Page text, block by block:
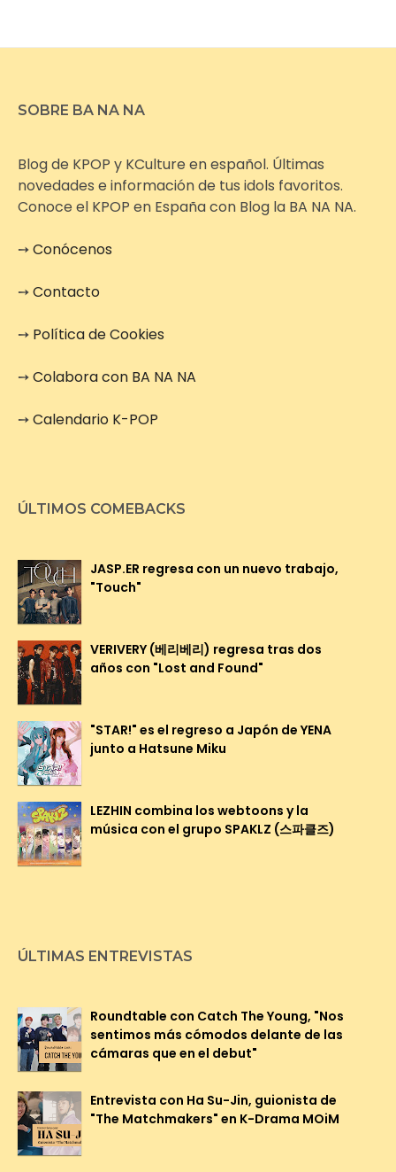
SOBRE BA NA NA
Blog de KPOP y KCulture en español. Últimas
novedades e información de tus idols favoritos.
Conoce el KPOP en España con Blog la BA NA NA.
➙Conócenos
➙Contacto
➙ Política de Cookies
➙Colabora con BA NA NA
➙Calendario K-POP
ÚLTIMOS COMEBACKS
JASP.ER regresa con un nuevo trabajo,
"Touch"
VERIVERY (베리베리) regresa tras dos
años con "Lost and Found"
"STAR!" es el regreso a Japón de YENA
junto a Hatsune Miku
LEZHIN combina los webtoons y la
música con el grupo SPAKLZ (스파클즈)
ÚLTIMAS ENTREVISTAS
Roundtable con Catch The Young, "Nos
sentimos más cómodos delante de las
cámaras que en el debut"
Entrevista con Ha Su-Jin, guionista de
"The Matchmakers" en K-Drama MOiM